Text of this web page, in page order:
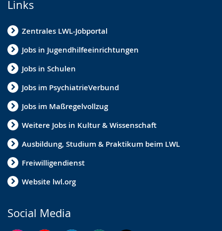
Links
Zentrales LWL-Jobportal
Jobs in Jugendhilfeeinrichtungen
Jobs in Schulen
Jobs im PsychiatrieVerbund
Jobs im Maßregelvollzug
Weitere Jobs in Kultur & Wissenschaft
Ausbildung, Studium & Praktikum beim LWL
Freiwilligendienst
Website lwl.org
Social Media